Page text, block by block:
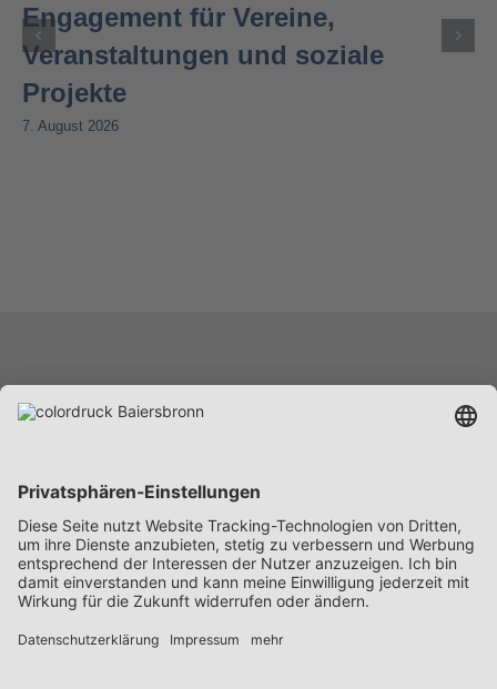
Engagement für Vereine,
Veranstaltungen und soziale
Projekte
7. August 2026
Karriere
News
Beschaffung
Kontakt